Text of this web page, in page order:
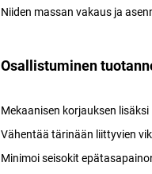
Niiden massan vakaus ja
Osallistuminen
Mekaanisen korjauksen
Vähentää tärinään liittyvien
Minimoi seisokit